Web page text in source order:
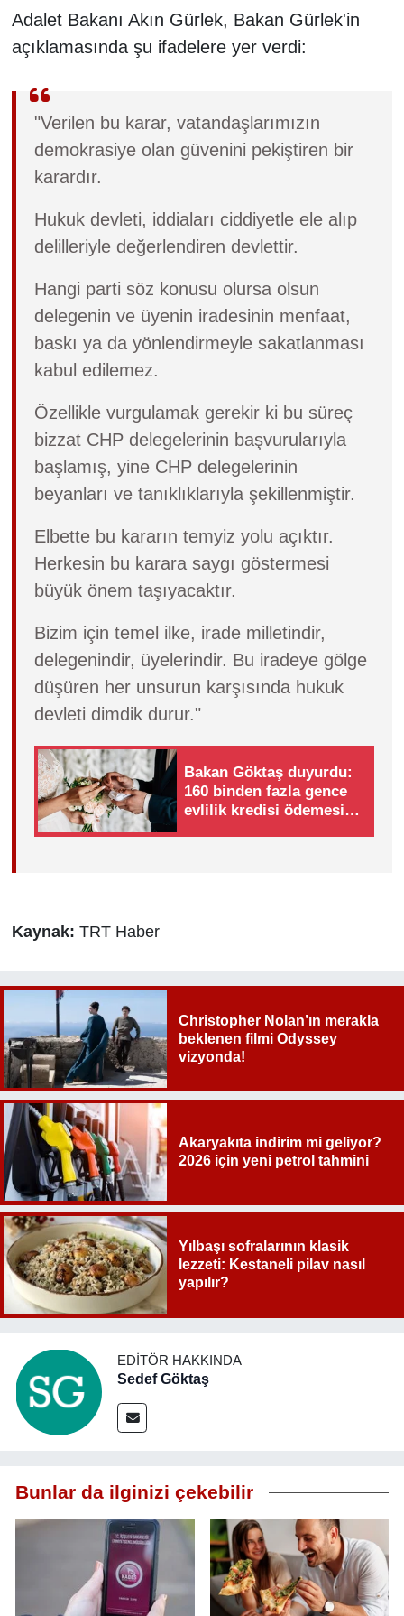
Adalet Bakanı Akın Gürlek, Bakan Gürlek'in
açıklamasında şu ifadelere yer verdi:
"Verilen bu karar, vatandaşlarımızın
demokrasiye olan güvenini pekiştiren bir
karardır.
Hukuk devleti, iddiaları ciddiyetle ele alıp
delilleriyle değerlendiren devlettir.
Hangi parti söz konusu olursa olsun
delegenin ve üyenin iradesinin menfaat,
baskı ya da yönlendirmeyle sakatlanması
kabul edilemez.
Özellikle vurgulamak gerekir ki bu süreç
bizzat CHP delegelerinin başvurularıyla
başlamış, yine CHP delegelerinin
beyanları ve tanıklıklarıyla şekillenmiştir.
Elbette bu kararın temyiz yolu açıktır.
Herkesin bu karara saygı göstermesi
büyük önem taşıyacaktır.
Bizim için temel ilke, irade milletindir,
delegenindir, üyelerindir. Bu iradeye gölge
düşüren her unsurun karşısında hukuk
devleti dimdik durur."
Bakan Göktaş duyurdu:
160 binden fazla gence
evlilik kredisi ödemesi
Kaynak: TRT Haber
Christopher Nolan’ın merakla
beklenen filmi Odyssey
vizyonda!
Akaryakıta indirim mi geliyor?
2026 için yeni petrol tahmini
Yılbaşı sofralarının klasik
lezzeti: Kestaneli pilav nasıl
yapılır?
EDITÖR HAKKINDA
Sedef Göktaş
Bunlar da ilginizi çekebilir